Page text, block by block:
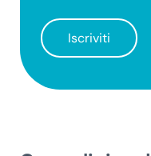
Iscriviti